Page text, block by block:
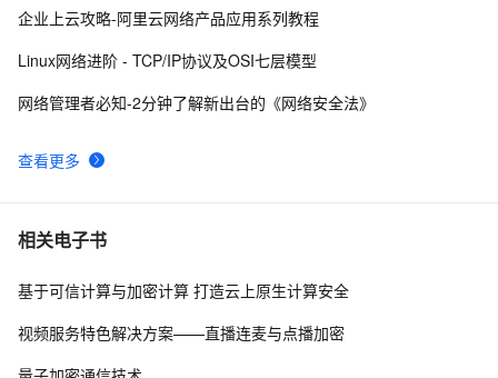
10网络安全之认识托管威胁检测与响应（MDR）
查看更多
企业上云攻略-阿里云网络产品应用系列教程
Linux网络进阶 - TCP/IP协议及OSI七层模型
网络管理者必知-2分钟了解新出台的《网络安全法》
相关电子书
基于可信计算与加密计算 打造云上原生计算安全
视频服务特色解决方案——直播连麦与点播加密